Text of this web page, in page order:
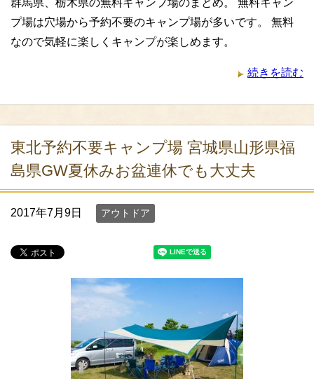
群馬県、栃木県の無料キャンプ場のまとめ。 無料キャン
プ場は穴場から予約不要のキャンプ場が多いです。 無料
なので気軽に楽しくキャンプが楽しめます。
続きを読む
東北予約不要キャンプ場 宮城県山形県福
島県GW夏休みお盆連休でも大丈夫
2017年7月9日 アウトドア